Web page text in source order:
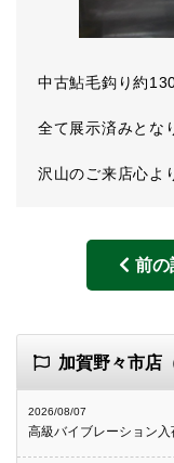
中古鮎毛鈎り約
全て展示済みとな
沢山のご来店心よ
前の
加賀野々市店
2026/08/07
高級バイブレーション入